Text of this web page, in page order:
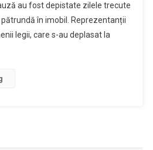
au fost depistate zilele trecute
în imobil. Reprezentanții
legii, care s-au deplasat la